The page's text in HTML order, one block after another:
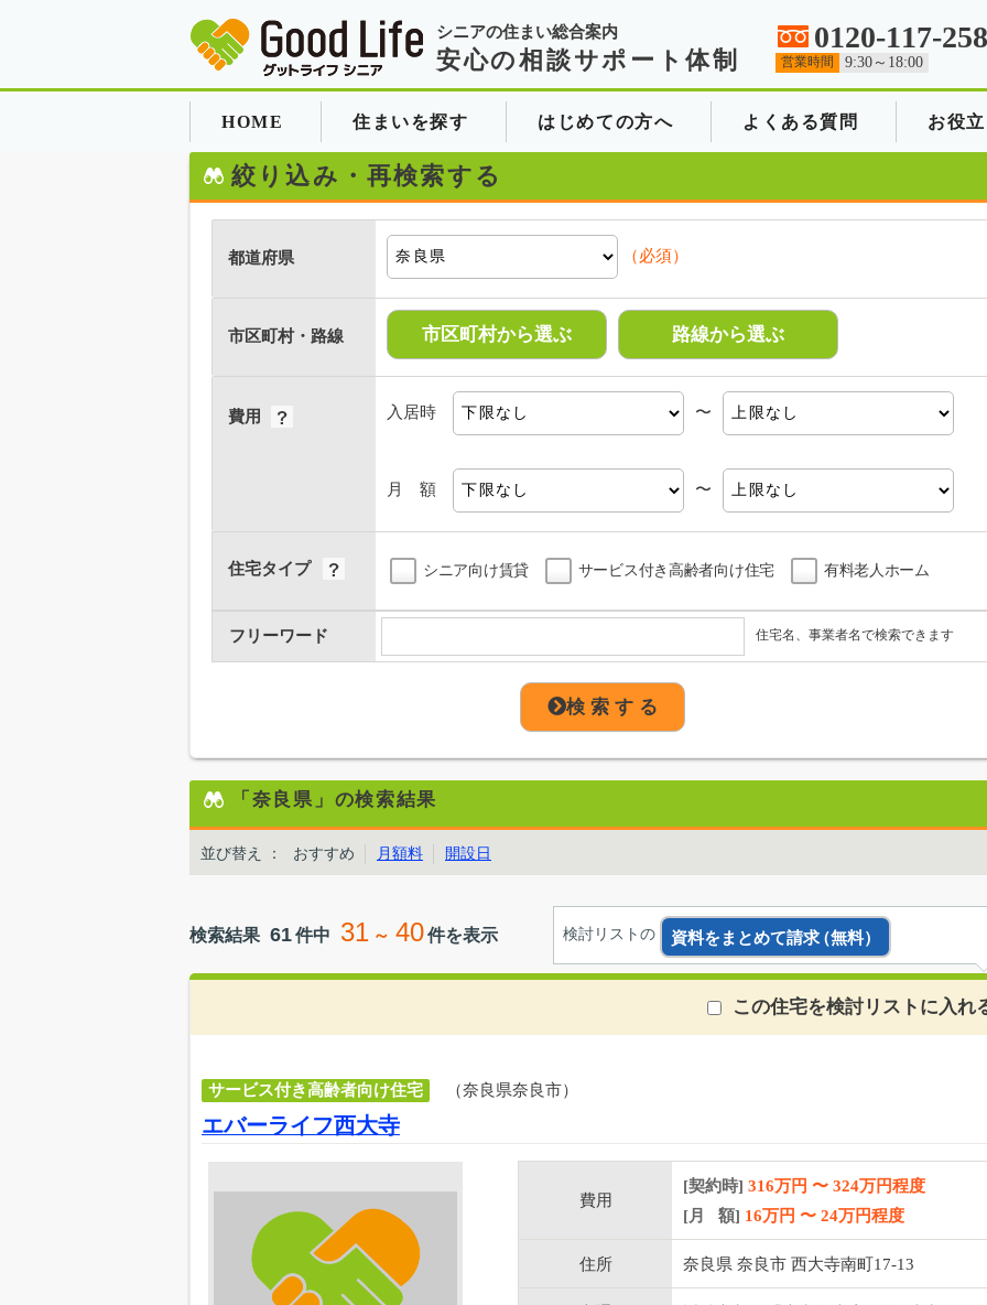
シニアの住まい総合案内
安心の相談サポート体制
0120-117-258
営業時間 9:30～18:00
HOME 住まいを探す はじめての方へ よくある質問 お役
絞り込み・再検索する
都道府県 （必須）
市区町村・路線 市区町村から選ぶ 路線から選ぶ
費用 入居時 〜
月 額 〜
住宅タイプ シニア向け賃貸 サービス付き高齢者向け住宅 有料老人ホーム
フリーワード 住宅名、事業者名で検索できます
検 索 す る
「奈良県」の検索結果
並び替え ： おすすめ 月額料 開設日
検索結果 61件中 31 ～ 40件を表示 検討リストの 資料をまとめて請求（無料）
この住宅を検討リストに入れ
サービス付き高齢者向け住宅 （奈良県奈良市）
エバーライフ西大寺
費用
[契約時] 316万円 〜 324万円程度
[月 額] 16万円 〜 24万円程度
住所 奈良県 奈良市 西大寺南町17-13